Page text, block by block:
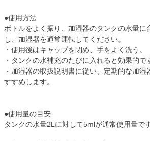
●使用方法
ボトルをよく振り、加湿器のタンクの水量に
し、加湿器を通常運転してください。
・使用後はキャップを閉め、手をよく洗う。
・タンクの水補充のたびに入れると効果的で
・加湿器の取扱説明書に従い、定期的な加湿
すすめします。
●使用量の目安
タンクの水量2Lに対して5mlが通常使用量です